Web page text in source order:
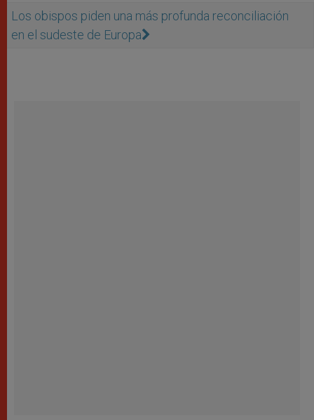
Los obispos piden una más profunda reconciliación
en el sudeste de Europa